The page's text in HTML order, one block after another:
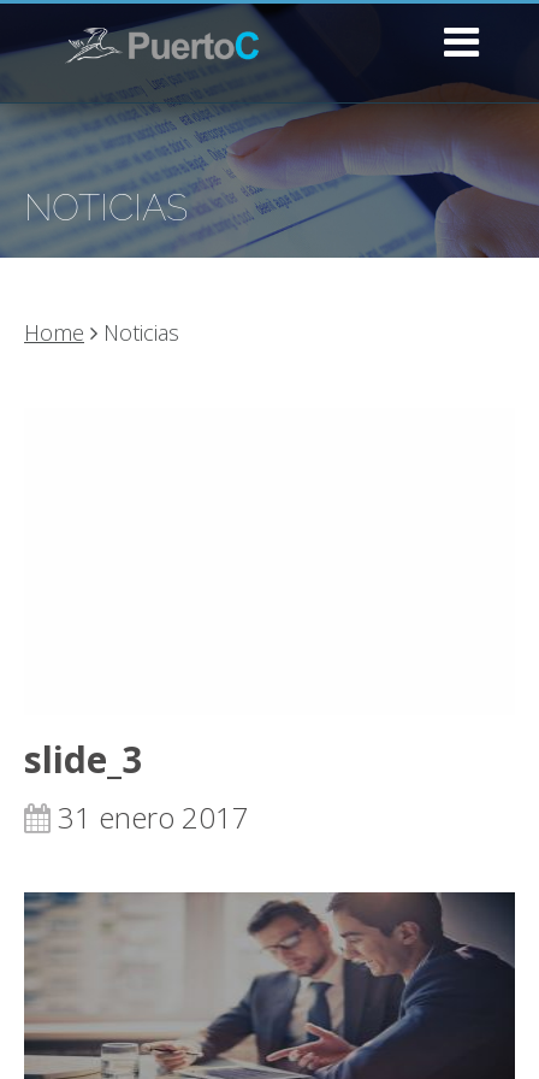
NOTICIAS
Home Noticias
slide_3
31 enero 2017